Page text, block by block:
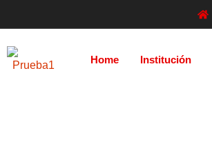
Home Institución